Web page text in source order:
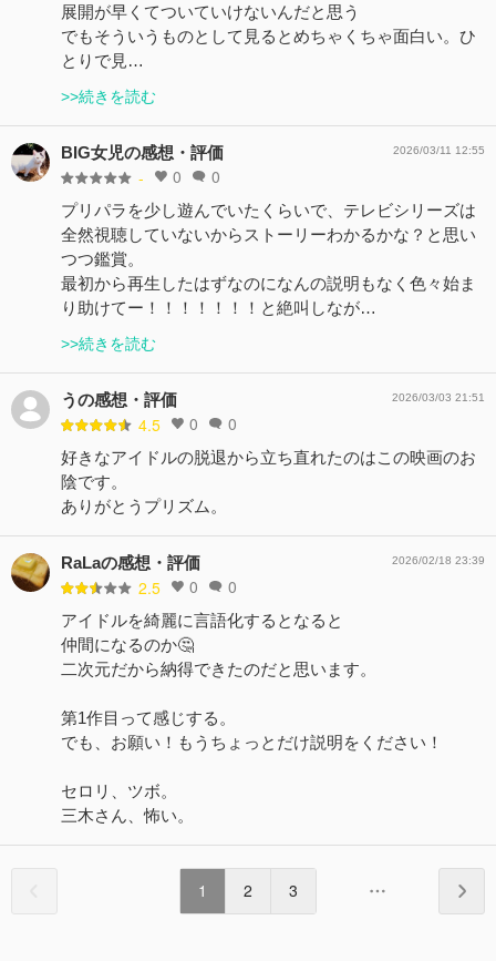
展開が早くてついていけないんだと思う
でもそういうものとして見るとめちゃくちゃ面白い。ひ
とりで見…
>>続きを読む
BIG女児の感想・評価
- 0 0
2026/03/11 12:55
プリパラを少し遊んでいたくらいで、テレビシリーズは
全然視聴していないからストーリーわかるかな？と思い
つつ鑑賞。
最初から再生したはずなのになんの説明もなく色々始ま
り助けてー！！！！！！！と絶叫しなが…
>>続きを読む
うの感想・評価
4.5 0 0
2026/03/03 21:51
好きなアイドルの脱退から立ち直れたのはこの映画のお
陰です。
ありがとうプリズム。
RaLaの感想・評価
2.5 0 0
2026/02/18 23:39
アイドルを綺麗に言語化するとなると
仲間になるのか🤔
二次元だから納得できたのだと思います。
第1作目って感じする。
でも、お願い！もうちょっとだけ説明をください！
セロリ、ツボ。
三木さん、怖い。
1 2 3